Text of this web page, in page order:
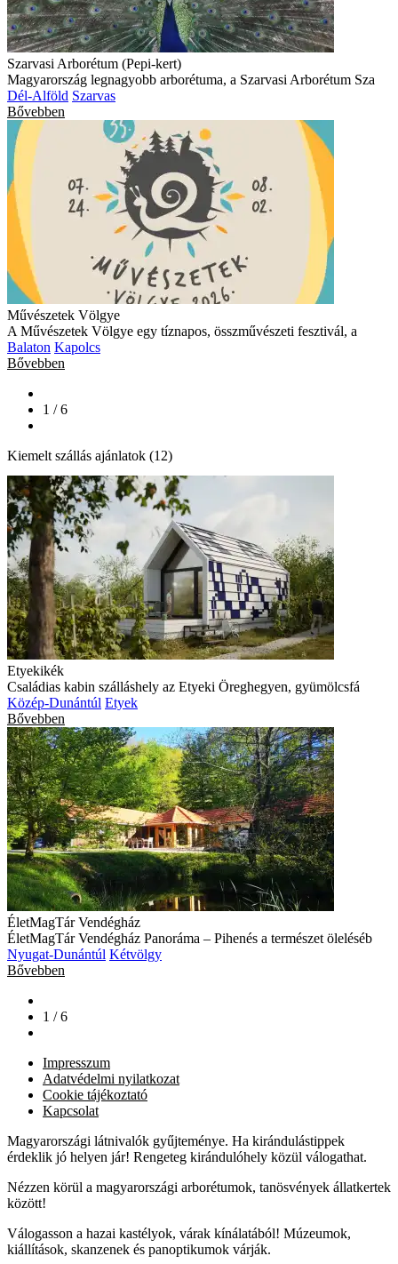
Szarvasi Arborétum (Pepi-kert)
Magyarország legnagyobb arborétuma, a Szarvasi Arborétum Sza
Dél-Alföld Szarvas
Bővebben
Művészetek Völgye
A Művészetek Völgye egy tíznapos, összművészeti fesztivál, a
Balaton Kapolcs
Bővebben
1 / 6
Kiemelt szállás ajánlatok (12)
Etyekikék
Családias kabin szálláshely az Etyeki Öreghegyen, gyümölcsfá
Közép-Dunántúl Etyek
Bővebben
ÉletMagTár Vendégház
ÉletMagTár Vendégház Panoráma – Pihenés a természet öleléséb
Nyugat-Dunántúl Kétvölgy
Bővebben
1 / 6
Impresszum
Adatvédelmi nyilatkozat
Cookie tájékoztató
Kapcsolat
Magyarországi látnivalók gyűjteménye. Ha kirándulástippek
érdeklik jó helyen jár! Rengeteg kirándulóhely közül válogathat.
Nézzen körül a magyarországi arborétumok, tanösvények állatkertek
között!
Válogasson a hazai kastélyok, várak kínálatából! Múzeumok,
kiállítások, skanzenek és panoptikumok várják.